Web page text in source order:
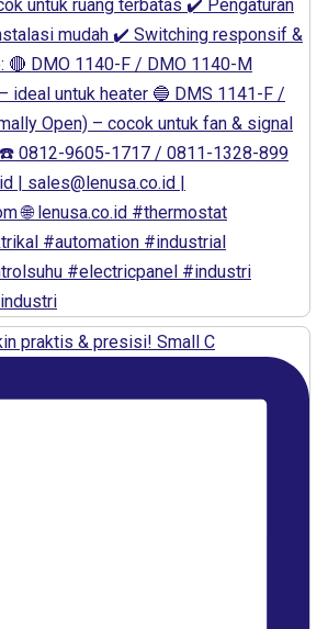
praktis & presisi! Small C